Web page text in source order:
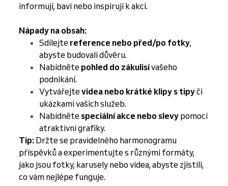
informují, baví nebo inspirují k akci.
Nápady na obsah:
Sdílejtereference nebo před/po fotky,
abyste budovali důvěru.
Nabídnětepohled do zákulisívašeho
podnikání.
Vytvářejtevidea nebo krátké klipy s tipyči
ukázkami vašich služeb.
Nabídnětespeciální akce nebo slevypomocí
atraktivní grafiky.
Tip:Držte se pravidelného harmonogramu
příspěvků a experimentujte s různými formáty,
jako jsou fotky, karusely nebo videa, abyste zjistili,
co vám nejlépe funguje.